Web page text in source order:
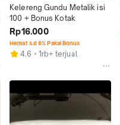
Kelereng Gundu Metalik isi
100 + Bonus Kotak
Rp16.000
Hemat s.d 8% Pakai Bonus
4.6 1rb+ terjual